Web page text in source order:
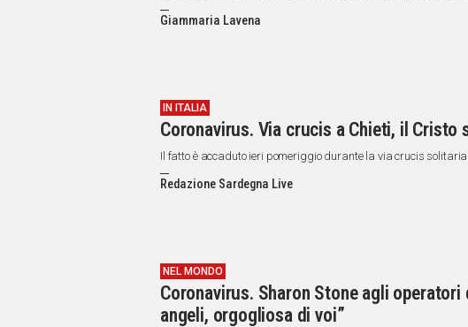
Giammaria Lavena
IN ITALIA
Coronavirus. Via crucis a Chieti, il Cristo
Il fatto è accaduto ieri pomeriggio durante la via crucis
Redazione Sardegna Live
NEL MONDO
Coronavirus. Sharon Stone agli
angeli, orgogliosa di voi”